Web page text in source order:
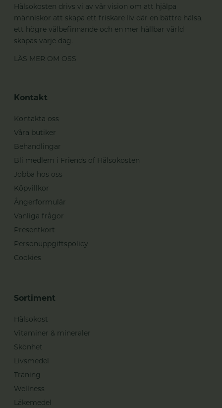
Hälsokosten drivs vi av vår vision om att hjälpa
människor att skapa ett friskare liv där en bättre hälsa,
ett högre välbefinnande och en mer hållbar värld
skapas varje dag.
LÄS MER OM OSS
Kontakt
Kontakta oss
Våra butiker
Behandlingar
Bli medlem i Friends of Hälsokosten
Jobba hos oss
Köpvillkor
Ångerformulär
Vanliga frågor
Presentkort
Personuppgiftspolicy
Cookies
Sortiment
Hälsokost
Vitaminer & mineraler
Skönhet
Livsmedel
Träning
Wellness
Läkemedel